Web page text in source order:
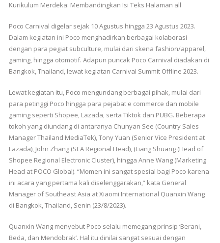
Kurikulum Merdeka: Membandingkan Isi Teks Halaman all
Poco Carnival digelar sejak 10 Agustus hingga 23 Agustus 2023.
Dalam kegiatan ini Poco menghadirkan berbagai kolaborasi
dengan para pegiat subculture, mulai dari skena fashion/apparel,
gaming, hingga otomotif. Adapun puncak Poco Carnival diadakan di
Bangkok, Thailand, lewat kegiatan Carnival Summit Offline 2023.
Lewat kegiatan itu, Poco mengundang berbagai pihak, mulai dari
para petinggi Poco hingga para pejabat e commerce dan mobile
gaming seperti Shopee, Lazada, serta Tiktok dan PUBG. Beberapa
tokoh yang diundang di antaranya Chunyan See (Country Sales
Manager Thailand MediaTek), Tony Yuan (Senior Vice President at
Lazada), John Zhang (SEA Regional Head), (Liang Shuang (Head of
Shopee Regional Electronic Cluster), hingga Anne Wang (Marketing
Head at POCO Global). “Momen ini sangat spesial bagi Poco karena
ini acara yang pertama kali diselenggarakan,” kata General
Manager of Southeast Asia at Xiaomi International Quanxin Wang
di Bangkok, Thailand, Senin (23/8/2023).
Quanxin Wang menyebut Poco selalu memegang prinsip ‘Berani,
Beda, dan Mendobrak’. Hal itu dinilai sangat sesuai dengan